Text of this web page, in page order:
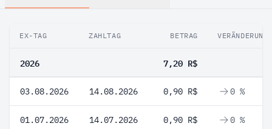
EX-TAG ZAHLTAG BETRAG VERÄNDERUNG
2026 7,20 R$
03.08.2026 14.08.2026 0,90 R$ 0 %
01.07.2026 14.07.2026 0,90 R$ 0 %